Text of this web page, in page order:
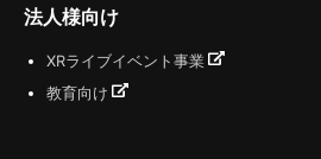
法人様向け
XRライブイベント事業
教育向け